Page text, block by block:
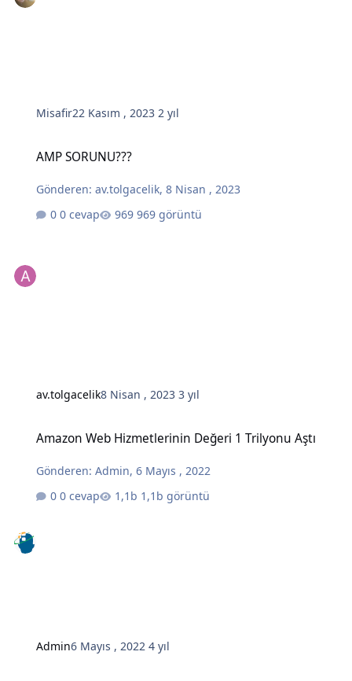
Misafir22 Kasım , 20232 yıl
AMP SORUNU???
Gönderen:av.tolgacelik,8 Nisan , 2023
0 cevap
969 görüntü
av.tolgacelik8 Nisan , 20233 yıl
Amazon Web Hizmetlerinin Değeri 1 Trilyonu Aştı
Gönderen:Admin,6 Mayıs , 2022
0 cevap
1,1b görüntü
Admin6 Mayıs , 20224 yıl